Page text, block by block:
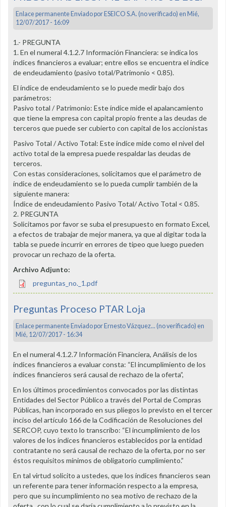
Enlace permanente Enviado por ESEICO S.A. (no verificado) en Mié,
12/07/2017 - 16:09
1.- PREGUNTA
1. En el numeral 4.1.2.7 Información Financiera: se indica los
índices financieros a evaluar; entre ellos se encuentra el índice
de endeudamiento (pasivo total/Patrimonio < 0.85).
El índice de endeudamiento se lo puede medir bajo dos
parámetros:
Pasivo total / Patrimonio: Este índice mide el apalancamiento
que tiene la empresa con capital propio frente a las deudas de
terceros que puede ser cubierto con capital de los accionistas
Pasivo Total / Activo Total: Este índice mide como el nivel del
activo total de la empresa puede respaldar las deudas de
terceros.
Con estas consideraciones, solicitamos que el parámetro de
índice de endeudamiento se lo pueda cumplir también de la
siguiente manera:
Índice de endeudamiento Pasivo Total/ Activo Total < 0.85.
2. PREGUNTA
Solicitamos por favor se suba el presupuesto en formato Excel,
a efectos de trabajar de mejor manera, ya que al digitar toda la
tabla se puede incurrir en errores de tipeo que luego pueden
provocar un rechazo de la oferta.
Archivo Adjunto:
preguntas_no._1.pdf
Preguntas Proceso PTAR Loja
Enlace permanente Enviado por Ernesto Vázquez... (no verificado) en
Mié, 12/07/2017 - 16:34
En el numeral 4.1.2.7 Información Financiera, Análisis de los
índices financieros a evaluar consta: “El incumplimiento de los
índices financieros será causal de rechazo de la oferta”,
En los últimos procedimientos convocados por las distintas
Entidades del Sector Público a través del Portal de Compras
Públicas, han incorporado en sus pliegos lo previsto en el tercer
inciso del artículo 166 de la Codificación de Resoluciones del
SERCOP, cuyo texto lo transcribo: “El incumplimiento de los
valores de los índices financieros establecidos por la entidad
contratante no será causal de rechazo de la oferta, por no ser
éstos requisitos mínimos de obligatorio cumplimiento.”
En tal virtud solicito a ustedes, que los índices financieros sean
un referente para tener información respecto a la empresa,
pero que su incumplimiento no sea motivo de rechazo de la